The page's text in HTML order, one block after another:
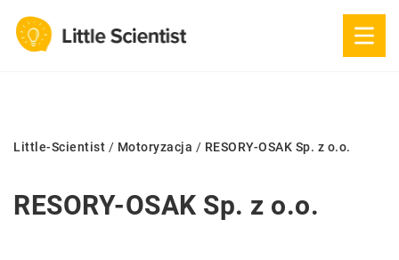
Little-Scientist / Motoryzacja / RESORY-OSAK Sp. z o.o.
RESORY-OSAK Sp. z o.o.